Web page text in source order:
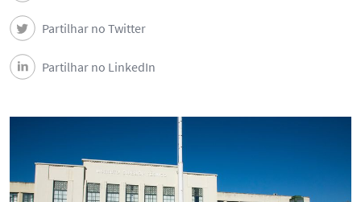
Partilhar no Twitter
Partilhar no LinkedIn